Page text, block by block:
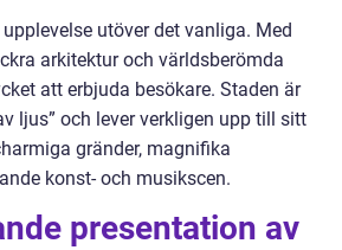
utöver det vanliga. Med
arkitektur och världsberömda
att erbjuda besökare. Staden är
ljus” och lever verkligen upp till sitt
gränder, magnifika
konst- och musikscen.
presentation av